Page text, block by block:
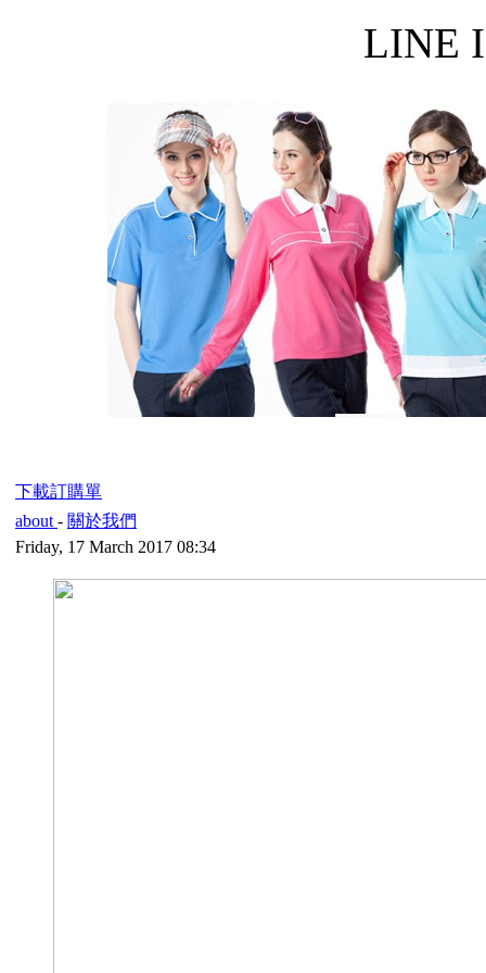
LINE
下載訂購單
about - 關於我們
Friday, 17 March 2017 08:34